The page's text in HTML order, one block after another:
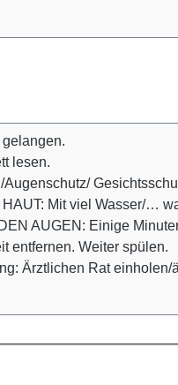
lesen.
Mit viel Wasser/…
AUGEN: Einige
entfernen. Weiter spülen.
Ärztlichen Rat